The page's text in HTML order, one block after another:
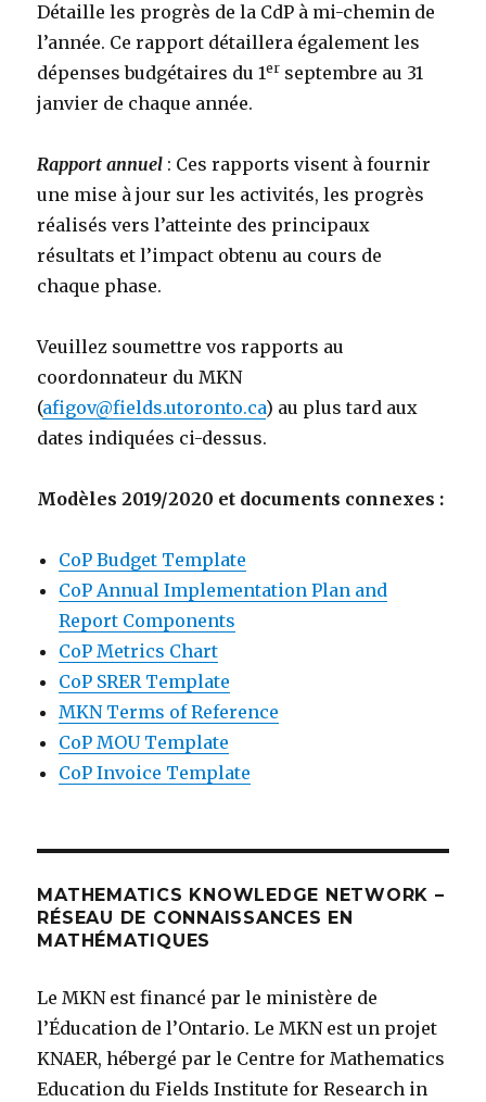
Détaille les progrès de la CdP à mi-chemin de
l’année. Ce rapport détaillera également les
dépenses budgétaires du 1er septembre au 31
janvier de chaque année.
Rapport annuel : Ces rapports visent à fournir
une mise à jour sur les activités, les progrès
réalisés vers l’atteinte des principaux
résultats et l’impact obtenu au cours de
chaque phase.
Veuillez soumettre vos rapports au
coordonnateur du MKN
(afigov@fields.utoronto.ca) au plus tard aux
dates indiquées ci-dessus.
Modèles 2019/2020 et documents connexes :
CoP Budget Template
CoP Annual Implementation Plan and
Report Components
CoP Metrics Chart
CoP SRER Template
MKN Terms of Reference
CoP MOU Template
CoP Invoice Template
MATHEMATICS KNOWLEDGE NETWORK –
RÉSEAU DE CONNAISSANCES EN
MATHÉMATIQUES
Le MKN est financé par le ministère de
l’Éducation de l’Ontario. Le MKN est un projet
KNAER, hébergé par le Centre for Mathematics
Education du Fields Institute for Research in